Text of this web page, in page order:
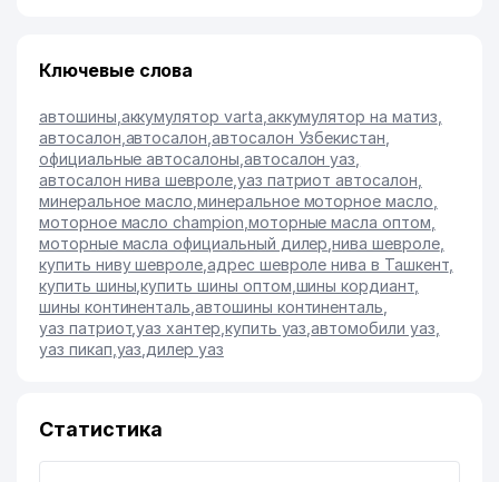
Ключевые слова
автошины аккумулятор varta аккумулятор на матиз
автосалон автосалон ,автосалон Узбекистан
официальные автосалоны автосалон уаз
автосалон нива шевроле, уаз патриот автосалон
минеральное масло ,минеральное моторное масло
моторное масло champion моторные масла оптом
моторные масла официальный дилер ,нива шевроле,
купить ниву шевроле ,адрес шевроле нива в Ташкент,
купить шины ,купить шины оптом шины кордиант,
шины континенталь ,автошины континенталь
уаз патриот,уаз хантер купить уаз ,автомобили уаз
уаз пикап уаз дилер уаз
Статистика